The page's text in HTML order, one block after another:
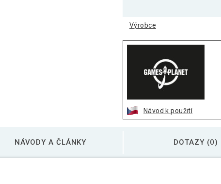
Výrobce
Návod k použití
NÁVODY A ČLÁNKY DOTAZY (0)